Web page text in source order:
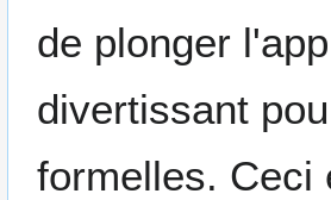
de plonger
divertissant
formelles. Ceci